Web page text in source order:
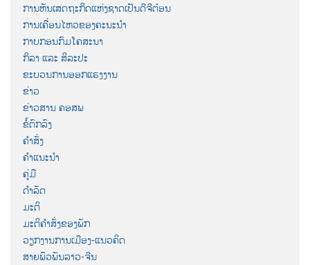
ການຫັນເສດຖະກິດແຫ່ງຊາດເປັນດີຈີຕ໋ອນ
ການເຄື່ອນໄຫວຂອງຄະນະນຳ
ກາບກອນກົມໂຄສະນາ
ກິລາ ແລະ ສິລະປະ
ຂະບວນການອອກແຮງງານ
ຂ່າວ
ຂ່າວສານ ຄອສພ
ຂໍ້ຕົກລົງ
ຄຳສັ່ງ
ຄຳແນະນຳ
ຄູ່ມື
ດຳລັດ
ມະຕິ
ມະຕິຄຳສັ່ງຂອງພັກ
ວຽກງານການເມືອງ-ແນວຄິດ
ສາຍພົວພັນລາວ-ຈີນ